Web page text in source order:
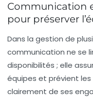
Communication
pour préserver
Dans la gestion de
communication ne se
disponibilités ; elle
équipes et prévient
clairement de ses